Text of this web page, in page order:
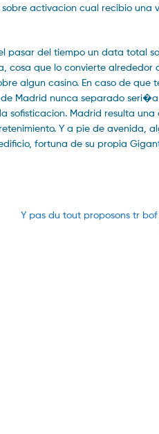
activacion cual recibio una
pasar del tiempo un data total
cosa que lo convierte
algun casino. En caso de que
Madrid nunca separado
sofisticacion. Madrid resulta
Y a pie de avenida,
fortuna de su propia
Next
Y pas du tout proposons tr